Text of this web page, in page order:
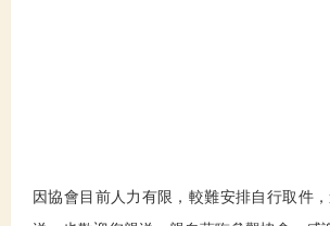
因協會目前人力有限，較難安排自行取件